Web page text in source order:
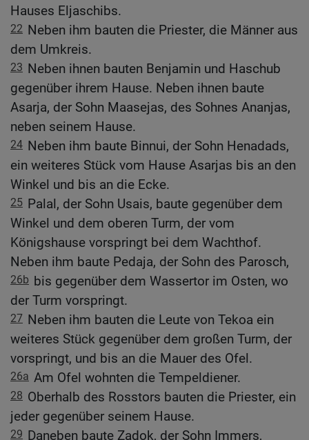
Hauses Eljaschibs.
22 Neben ihm bauten die Priester, die Männer aus
dem Umkreis.
23 Neben ihnen bauten Benjamin und Haschub
gegenüber ihrem Hause. Neben ihnen baute
Asarja, der Sohn Maasejas, des Sohnes Ananjas,
neben seinem Hause.
24 Neben ihm baute Binnui, der Sohn Henadads,
ein weiteres Stück vom Hause Asarjas bis an den
Winkel und bis an die Ecke.
25 Palal, der Sohn Usais, baute gegenüber dem
Winkel und dem oberen Turm, der vom
Königshause vorspringt bei dem Wachthof.
Neben ihm baute Pedaja, der Sohn des Parosch,
26b bis gegenüber dem Wassertor im Osten, wo
der Turm vorspringt.
27 Neben ihm bauten die Leute von Tekoa ein
weiteres Stück gegenüber dem großen Turm, der
vorspringt, und bis an die Mauer des Ofel.
26a Am Ofel wohnten die Tempeldiener.
28 Oberhalb des Rosstors bauten die Priester, ein
jeder gegenüber seinem Hause.
29 Daneben baute Zadok, der Sohn Immers,